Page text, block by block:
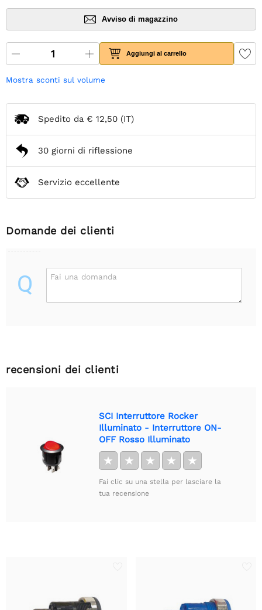
Avviso di magazzino
Aggiungi al carrello
Mostra sconti sul volume
Spedito da € 12,50 (IT)
30 giorni di riflessione
Servizio eccellente
Domande dei clienti
Q Fai una domanda
recensioni dei clienti
SCI Interruttore Rocker
Illuminato - Interruttore ON-
OFF Rosso Illuminato
★ ★ ★ ★ ★
Fai clic su una stella per lasciare la
tua recensione